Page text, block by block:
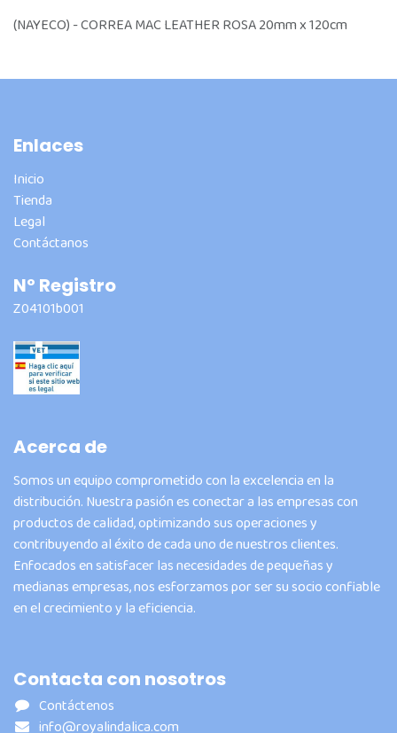
(NAYECO) - CORREA MAC LEATHER ROSA 20mm x 120cm
Enlaces
Inicio
Tienda
Legal
Contáctanos
Nº Registro
Z04101b001
Acerca de
Somos un equipo comprometido con la excelencia en la
distribución. Nuestra pasión es conectar a las empresas con
productos de calidad, optimizando sus operaciones y
contribuyendo al éxito de cada uno de nuestros clientes.
Enfocados en satisfacer las necesidades de pequeñas y
medianas empresas, nos esforzamos por ser su socio confiable
en el crecimiento y la eficiencia.
Contacta con nosotros
Contáctenos
info@royalindalica.com